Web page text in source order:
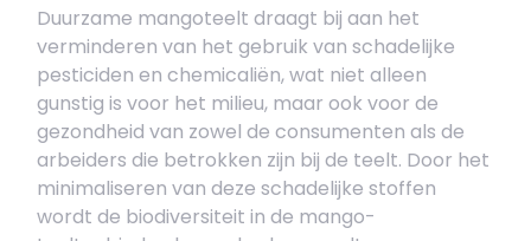
Duurzame mangoteelt draagt bij aan het
verminderen van het gebruik van schadelijke
pesticiden en chemicaliën, wat niet alleen
gunstig is voor het milieu, maar ook voor de
gezondheid van zowel de consumenten als de
arbeiders die betrokken zijn bij de teelt. Door het
minimaliseren van deze schadelijke stoffen
wordt de biodiversiteit in de mango-